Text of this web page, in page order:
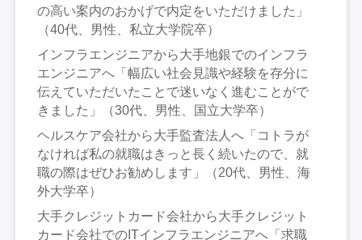
の高い案内のおかげで内定をいただけました」
（40代、男性、私立大学院卒）
インフラエンジニアから大手地銀でのインフラ
エンジニアへ「幅広い社会見識や経験を存分に
伝えていただいたことで迷いなく進むことがで
きました」（30代、男性、国立大学卒）
ヘルスケア会社から大手監査法人へ「コトラが
なければ私の就職はきっと長く続いたので、就
職の際はぜひお勧めします」（20代、男性、海
外大学卒）
大手クレジットカード会社から大手クレジット
カード会社でのITインフラエンジニアへ「求職